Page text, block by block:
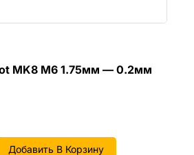
MK8 M6 1.75мм — 0.2мм
Добавить В Корзину